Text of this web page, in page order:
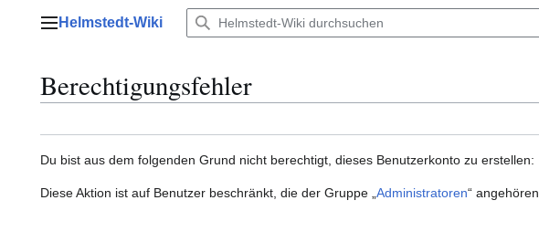
Hauptmenü
Helmstedt-Wiki
Berechtigungsfehler
Du bist aus dem folgenden Grund nicht berechtigt, dieses Benutzerkonto zu erstellen:
Diese Aktion ist auf Benutzer beschränkt, die der Gruppe „ Administratoren“ angehören.